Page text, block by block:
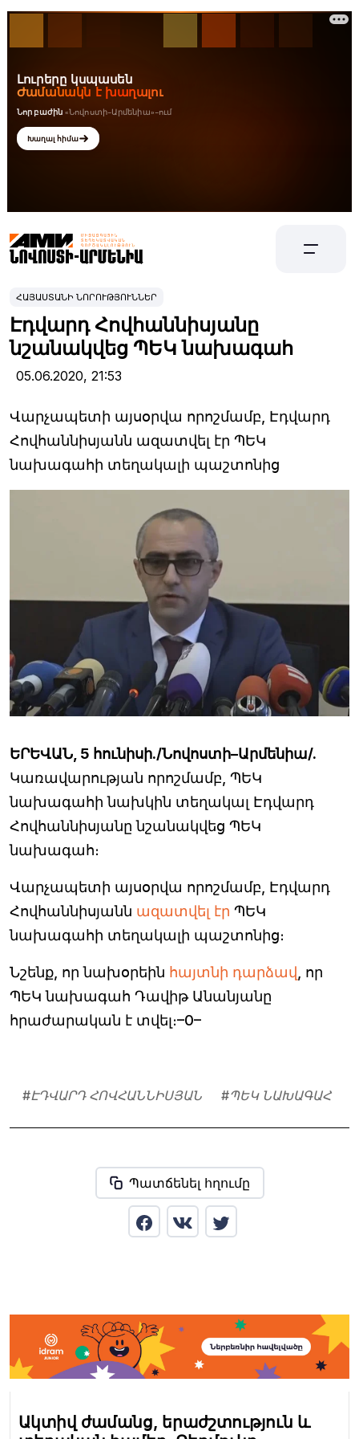
ՀԱՅԱՍՏԱՆԻ ՆՈՐՈՒԹՅՈՒՆՆԵՐ
Էդվարդ Հովհաննիսյանը
նշանակվեց ՊԵԿ նախագահ
05.06.2020, 21:53
Վարչապետի այսօրվա որոշմամբ, Էդվարդ
Հովհաննիսյանն ազատվել էր ՊԵԿ
նախագահի տեղակալի պաշտոնից
ԵՐԵՎԱՆ, 5 հունիսի./Նովոստի–Արմենիա/.
Կառավարության որոշմամբ, ՊԵԿ
նախագահի նախկին տեղակալ Էդվարդ
Հովհաննիսյանը նշանակվեց ՊԵԿ
նախագահ։
Վարչապետի այսօրվա որոշմամբ, Էդվարդ
Հովհաննիսյանն ազատվել էր ՊԵԿ
նախագահի տեղակալի պաշտոնից։
Նշենք, որ նախօրեին հայտնի դարձավ, որ
ՊԵԿ նախագահ Դավիթ Անանյանը
հրաժարական է տվել։–0–
#ԷԴՎԱՐԴ ՀՈՎՀԱՆՆԻՍՅԱՆ #ՊԵԿ ՆԱԽԱԳԱՀ
Պատճենել հղումը
Ակտիվ ժամանց, երաժշտություն և